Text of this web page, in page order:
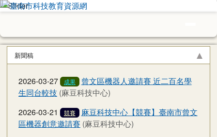
跳至主內容區
臺南市科技教育資源網
上中區域內容
新聞稿
2026-03-27 成果
曾文區機器人邀請賽 近二百名學
生同台較技 (麻豆科技中心)
2026-03-21
競賽
麻豆科技中心【競賽】臺南市曾文
區機器創意邀請賽 (麻豆科技中心)
頁尾區域